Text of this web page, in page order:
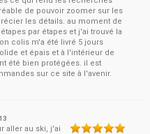
de pouvoir zoomer sur les
les détails. au moment de
par étapes et j'ai trouvé la
colis m'a été livré 5 jours
et épais et à l'intérieur de
été bien protégées. il est
sur ce site à l'avenir.
aller au ski, j'ai